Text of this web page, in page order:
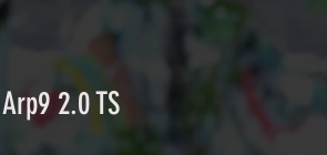
Arp9 2.0 TS